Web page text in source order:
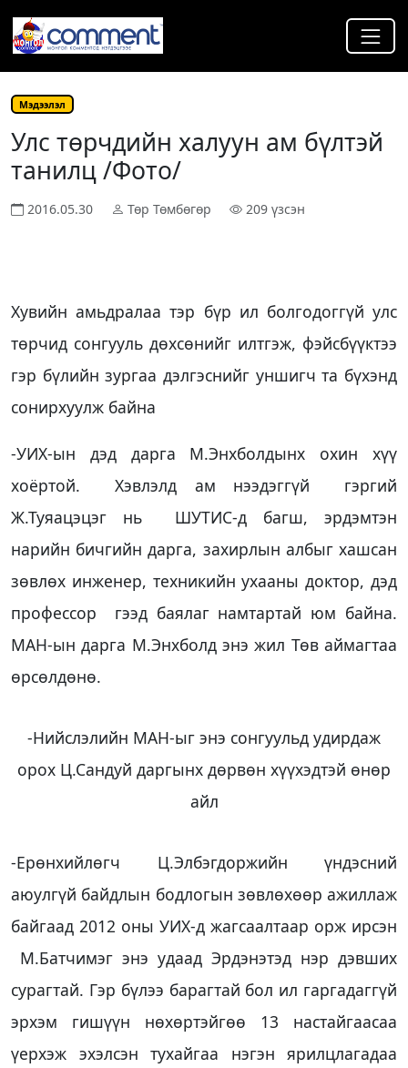
Мэдээлэл
Улс төрчдийн халуун ам бүлтэй
танилц /Фото/
2016.05.30 Төр Төмбөгөр 209 үзсэн
Хувийн амьдралаа тэр бүр ил болгодоггүй улс
төрчид сонгууль дөхсөнийг илтгэж, фэйсбүүктээ
гэр бүлийн зургаа дэлгэснийг уншигч та бүхэнд
сонирхуулж байна
-УИХ-ын дэд дарга М.Энхболдынх охин хүү
хоёртой. Хэвлэлд ам нээдэггүй гэргий
Ж.Туяацэцэг нь ШУТИС-д багш, эрдэмтэн
нарийн бичгийн дарга, захирлын албыг хашсан
зөвлөх инженер, техникийн ухааны доктор, дэд
профессор гээд баялаг намтартай юм байна.
МАН-ын дарга М.Энхболд энэ жил Төв аймагтаа
өрсөлдөнө.
-Нийслэлийн МАН-ыг энэ сонгуульд удирдаж
орох Ц.Сандуй даргынх дөрвөн хүүхэдтэй өнөр
айл
-Ерөнхийлөгч Ц.Элбэгдоржийн үндэсний
аюулгүй байдлын бодлогын зөвлөхөөр ажиллаж
байгаад 2012 оны УИХ-д жагсаалтаар орж ирсэн
М.Батчимэг энэ удаад Эрдэнэтэд нэр дэвших
сурагтай. Гэр бүлээ барагтай бол ил гаргадаггүй
эрхэм гишүүн нөхөртэйгөө 13 настайгаасаа
үерхэж эхэлсэн тухайгаа нэгэн ярилцлагадаа